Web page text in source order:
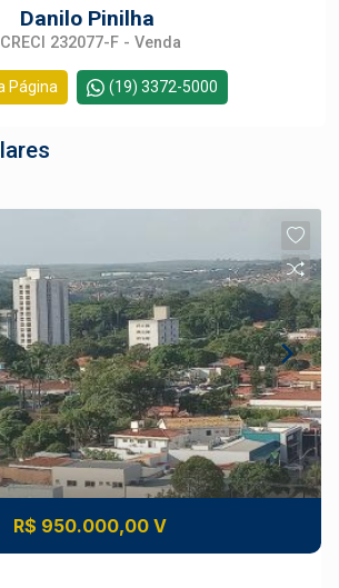
Danilo Pinilha
CRECI 232077-F - Venda
Página (19) 3372-5000
R$ 950.000,00 V